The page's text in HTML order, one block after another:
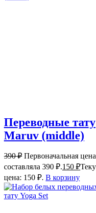
Переводные тату
Maruv (middle)
390₽ Первоначальная цена
составляла 390 ₽.150 ₽
цена: 150 ₽. В корзину